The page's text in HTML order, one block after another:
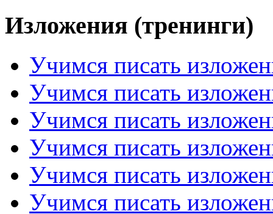
Изложения (тренинги)
Учимся писать
Учимся писать
Учимся писать
Учимся писать
Учимся писать
Учимся писать